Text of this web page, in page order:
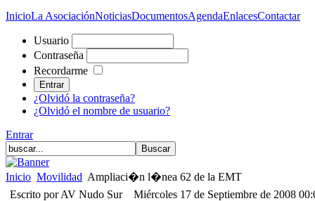
InicioLa AsociaciónNoticiasDocumentosAgendaEnlacesContactar
Usuario
Contraseña
Recordarme
¿Olvidó la contraseña?
¿Olvidó el nombre de usuario?
Entrar
Inicio Movilidad Ampliaci�n l�nea 62 de la EMT
Escrito por AV Nudo Sur
Miércoles 17 de Septiembre de 2008